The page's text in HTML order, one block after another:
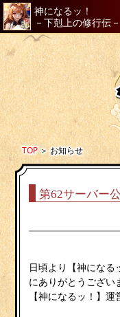
神になるッ！
－下剋上の修行伝－
TOP＞お知らせ
第62サーバー
日頃より【神にな
にありがとうござい
【神になるッ！】運